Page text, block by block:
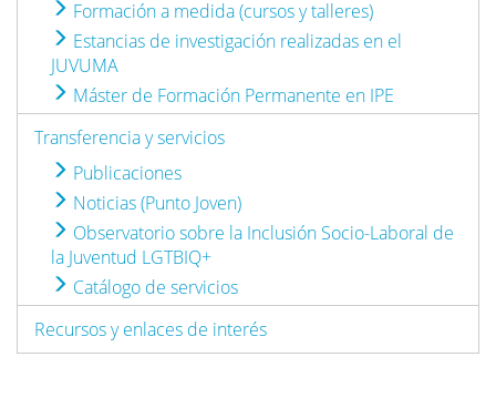
Formación a medida (cursos y talleres)
Estancias de investigación realizadas en el
JUVUMA
Máster de Formación Permanente en IPE
Transferencia y servicios
Publicaciones
Noticias (Punto Joven)
Observatorio sobre la Inclusión Socio-Laboral de
la Juventud LGTBIQ+
Catálogo de servicios
Recursos y enlaces de interés